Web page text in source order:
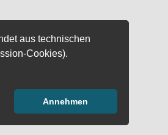
aus technischen
Cookies).
Annehmen